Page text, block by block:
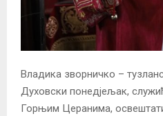
Владика зворничко –
Духовски понедјељак,
Горњим Церанима,